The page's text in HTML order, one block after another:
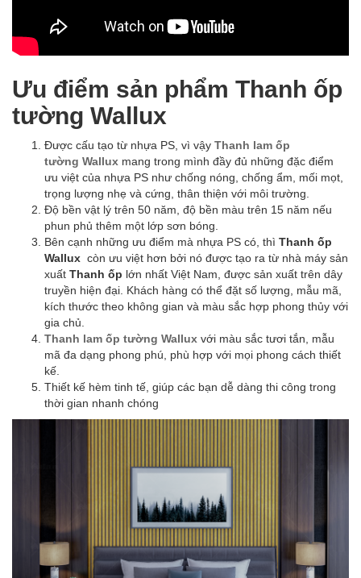
Ưu điểm sản phẩm Thanh ốp
tường Wallux
Được cấu tạo từ nhựa PS, vì vậy Thanh lam ốp
tường Wallux mang trong mình đầy đủ những đặc điểm
ưu việt của nhựa PS như chống nóng, chống ẩm, mối mọt,
trọng lượng nhẹ và cứng, thân thiện với môi trường.
Độ bền vật lý trên 50 năm, độ bền màu trên 15 năm nếu
phun phủ thêm một lớp sơn bóng.
Bên cạnh những ưu điểm mà nhựa PS có, thì Thanh ốp
Wallux còn ưu việt hơn bởi nó được tạo ra từ nhà máy sản
xuất Thanh ốp lớn nhất Việt Nam, được sản xuất trên dây
truyền hiện đại. Khách hàng có thể đặt số lượng, mẫu mã,
kích thước theo không gian và màu sắc hợp phong thủy với
gia chủ.
Thanh lam ốp tường Wallux với màu sắc tươi tắn, mẫu
mã đa dạng phong phú, phù hợp với mọi phong cách thiết
kế.
Thiết kế hèm tinh tế, giúp các bạn dễ dàng thi công trong
thời gian nhanh chóng